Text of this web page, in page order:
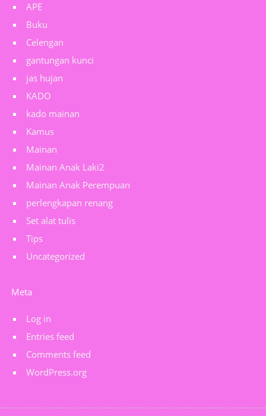
APE
Buku
Celengan
gantungan kunci
jas hujan
KADO
kado mainan
Kamus
Mainan
Mainan Anak Laki2
Mainan Anak Perempuan
perlengkapan renang
Set alat tulis
Tips
Uncategorized
Meta
Log in
Entries feed
Comments feed
WordPress.org